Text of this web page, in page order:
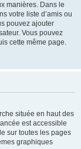
manières. Dans le
votre liste d’amis ou
pouvez ajouter
Vous pouvez
cette même page.
située en haut des
est accessible
sur toutes les pages
graphiques